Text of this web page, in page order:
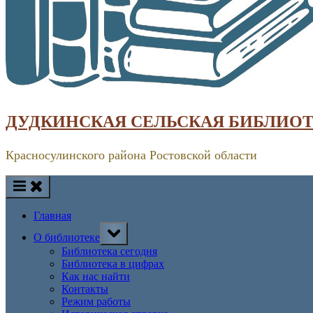
ДУДКИНСКАЯ СЕЛЬСКАЯ
Красносулинского района Ростовской области
Главная
О библиотеке
Toggle
sub-
menu
Библиотека сегодня
Библиотека в цифрах
Как нас найти
Контакты
Режим работы